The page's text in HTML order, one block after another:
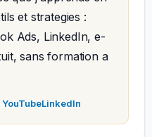
et strategies :
Ads, LinkedIn, e-
sans formation a
LinkedIn